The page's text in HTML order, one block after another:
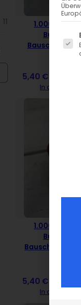
11
1.000m
Bulky-
Bauschgarn –
5,40€
In den
1.000m
Bulky-Lock
Bauschgarn –
5,40€
In den
Es